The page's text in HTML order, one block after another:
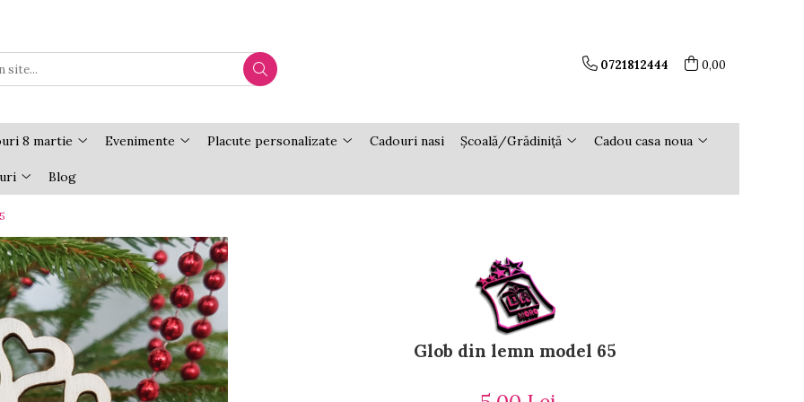
0721812444 0,00
8 martie Evenimente Placute personalizate Cadouri nasi Școală/Grădiniță Cadou casa noua
Blog
Glob din lemn model 65